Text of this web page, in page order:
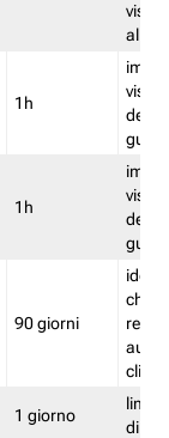
1h
della
1h
della
90 giorni
che
rete
clienti
1 giorno
limita
di